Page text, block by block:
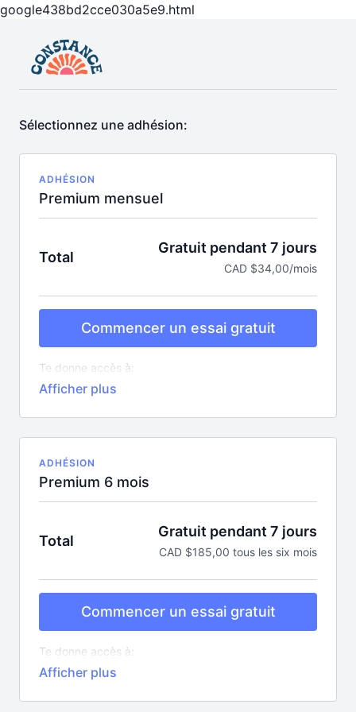
google438bd2cce030a5e9.html
Sélectionnez une adhésion:
ADHÉSION
Premium mensuel
Total
Gratuit pendant 7 jours
CAD $34,00/mois
Commencer un essai gratuit
Te donne accès à:
Tous les cours en ligne pour bouger (plus de 10
nouveaux par semaine)
Plus de 350 recettes
Toutes les nouveautés sans aucun supplément!
ADHÉSION
Premium 6 mois
Total
Gratuit pendant 7 jours
CAD $185,00 tous les six mois
Commencer un essai gratuit
Te donne accès à:
Tous les cours en ligne pour bouger (plus de 10
nouveaux par semaine)
Plus de 350 recettes